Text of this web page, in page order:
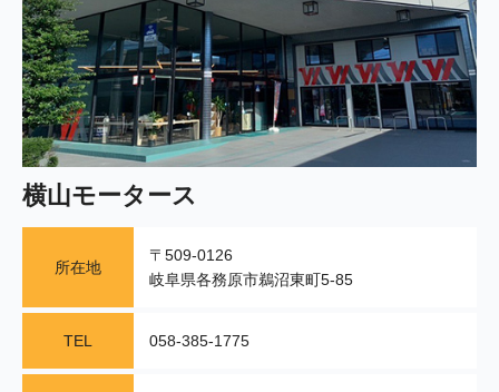
横山モータース
所在地
〒509-0126
岐阜県各務原市鵜沼東町5-85
TEL 058-385-1775